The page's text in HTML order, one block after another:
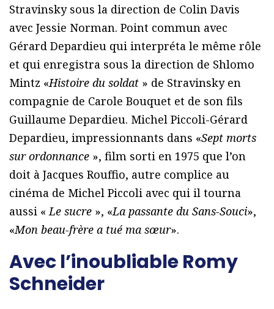
Stravinsky sous la direction de Colin Davis
avec Jessie Norman. Point commun avec
Gérard Depardieu qui interpréta le même rôle
et qui enregistra sous la direction de Shlomo
Mintz «Histoire du soldat » de Stravinsky en
compagnie de Carole Bouquet et de son fils
Guillaume Depardieu. Michel Piccoli-Gérard
Depardieu, impressionnants dans «Sept morts
sur ordonnance », film sorti en 1975 que l’on
doit à Jacques Rouffio, autre complice au
cinéma de Michel Piccoli avec qui il tourna
aussi « Le sucre », «La passante du Sans-Souci»,
«Mon beau-frère a tué ma sœur».
Avec l’inoubliable Romy
Schneider